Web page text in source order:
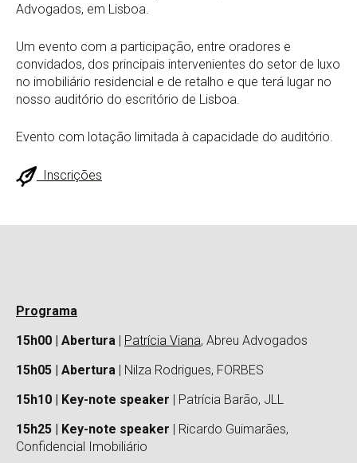
Advogados, em Lisboa.
Um evento com a participação, entre oradores e
convidados, dos principais intervenientes do setor de luxo
no imobiliário residencial e de retalho e que terá lugar no
nosso auditório do escritório de Lisboa.
Evento com lotação limitada à capacidade do auditório.
Inscrições
Programa
15h00 | Abertura | Patrícia Viana, Abreu Advogados
15h05 | Abertura | Nilza Rodrigues, FORBES
15h10 | Key-note speaker | Patrícia Barão, JLL
15h25 | Key-note speaker | Ricardo Guimarães,
Confidencial Imobiliário